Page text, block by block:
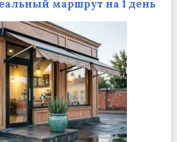
маршрут на 1 день